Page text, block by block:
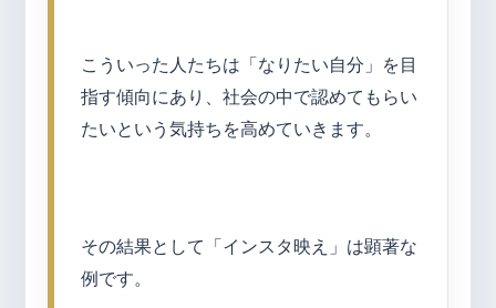
こういった人たちは「なりたい自分」を目
指す傾向にあり、社会の中で認めてもらい
たいという気持ちを高めていきます。
その結果として「インスタ映え」は顕著な
例です。